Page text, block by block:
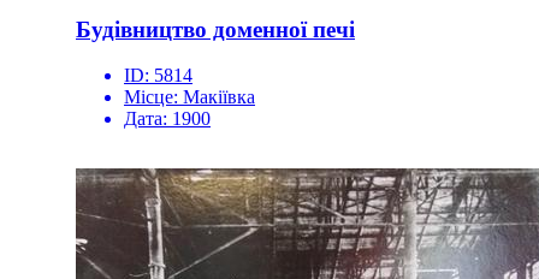
Будівництво доменної печі
ID: 5814
Місце: Макіївка
Дата: 1900